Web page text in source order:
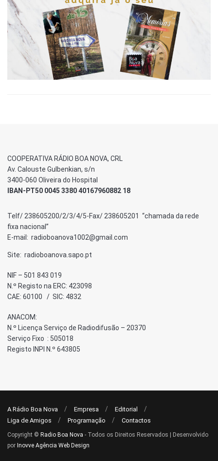
COOPERATIVA RÁDIO BOA NOVA, CRL
Av. Calouste Gulbenkian, s/n
3400-060 Oliveira do Hospital
IBAN-PT50 0045 3380 40167960882 18
Telf/ 238605200/2/3/4/5-Fax/ 238605201 “chamada da rede
fixa nacional”
E-mail: radioboanova1002@gmail.com
Site: radioboanova.sapo.pt
NIF – 501 843 019
N.º Registo na ERC: 423098
CAE: 60100 / SIC: 4832
ANACOM:
N.º Licença Serviço de Radiodifusão – 20370
Serviço Fixo : 505018
Registo INPI N.º 643805
A Rádio Boa Nova Empresa
Editorial
Liga de Amigos
Programação Contactos
Copyright © Radio Boa Nova - Todos os Direitos Reservados | Desenvolvido
por Inovve Agência Web Design